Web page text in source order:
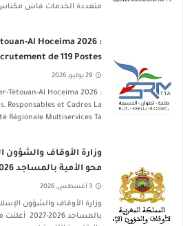
متعددة الخدمات فاس
Al Hoceima 2026 :
de 119 Postes
29 يوليو, 2026
Tétouan-Al Hoceima 2026 :
Responsables et Cadres La
Régionale Multiservices Ta...
وزارة الأوقاف والشؤون
محو الأمية بالمساجد 2026-2027
3 أغسطس, 2026
وزارة الأوقاف والشؤون
بالمساجد